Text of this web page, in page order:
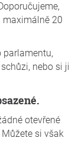
20
parlamentu,
nebo si ji
otevřené
si však